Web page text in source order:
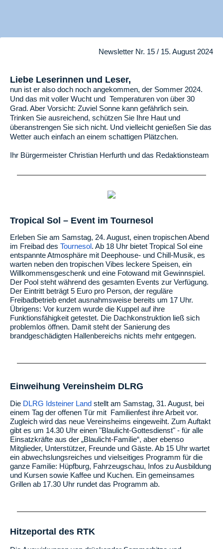
Newsletter Nr. 15 / 15. August 2024
Liebe Leserinnen und Leser,
nun ist er also doch noch angekommen, der Sommer 2024.
Und das mit voller Wucht und Temperaturen von über 30
Grad. Aber Vorsicht: Zuviel Sonne kann gefährlich sein.
Trinken Sie ausreichend, schützen Sie Ihre Haut und
überanstrengen Sie sich nicht. Und vielleicht genießen Sie das
Wetter auch einfach an einem schattigen Plätzchen.
Ihr Bürgermeister Christian Herfurth und das Redaktionsteam
Tropical Sol – Event im Tournesol
Erleben Sie am Samstag, 24. August, einen tropischen Abend
im Freibad des Tournesol. Ab 18 Uhr bietet Tropical Sol eine
entspannte Atmosphäre mit Deephouse- und Chill-Musik, es
warten neben den tropischen Vibes leckere Speisen, ein
Willkommensgeschenk und eine Fotowand mit Gewinnspiel.
Der Pool steht während des gesamten Events zur Verfügung.
Der Eintritt beträgt 5 Euro pro Person, der reguläre
Freibadbetrieb endet ausnahmsweise bereits um 17 Uhr.
Übrigens: Vor kurzem wurde die Kuppel auf ihre
Funktionsfähigkeit getestet. Die Dachkonstruktion ließ sich
problemlos öffnen. Damit steht der Sanierung des
brandgeschädigten Hallenbereichs nichts mehr entgegen.
Einweihung Vereinsheim DLRG
Die DLRG Idsteiner Land stellt am Samstag, 31. August, bei
einem Tag der offenen Tür mit Familienfest ihre Arbeit vor.
Zugleich wird das neue Vereinsheims eingeweiht. Zum Auftakt
gibt es um 14.30 Uhr einen "Blaulicht-Gottesdienst" - für alle
Einsatzkräfte aus der „Blaulicht-Familie“, aber ebenso
Mitglieder, Unterstützer, Freunde und Gäste. Ab 15 Uhr wartet
ein abwechslungsreiches und vielseitiges Programm für die
ganze Familie: Hüpfburg, Fahrzeugschau, Infos zu Ausbildung
und Kursen sowie Kaffee und Kuchen. Ein gemeinsames
Grillen ab 17.30 Uhr rundet das Programm ab.
Hitzeportal des RTK